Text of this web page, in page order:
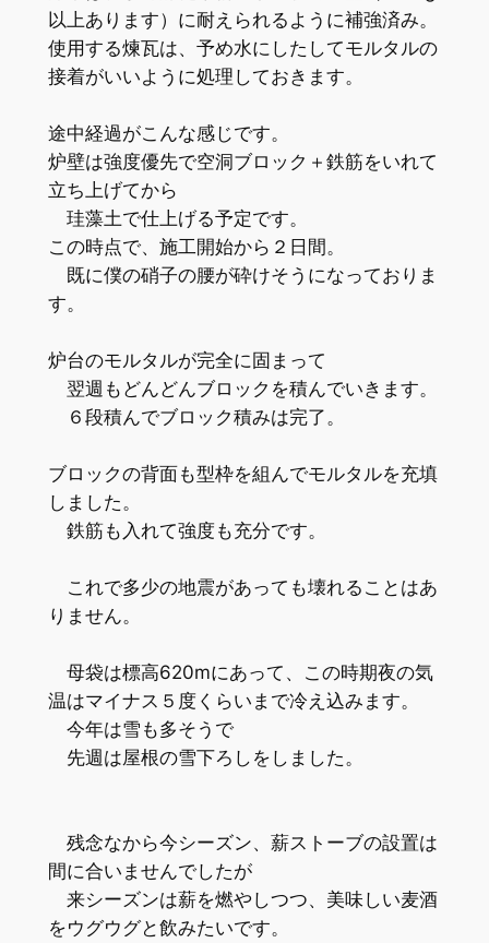
以上あります）に耐えられるように補強済み。
使用する煉瓦は、予め水にしたしてモルタルの
接着がいいように処理しておきます。
途中経過がこんな感じです。
炉壁は強度優先で空洞ブロック＋鉄筋をいれて
立ち上げてから
珪藻土で仕上げる予定です。
この時点で、施工開始から２日間。
既に僕の硝子の腰が砕けそうになっておりま
す。
炉台のモルタルが完全に固まって
翌週もどんどんブロックを積んでいきます。
６段積んでブロック積みは完了。
ブロックの背面も型枠を組んでモルタルを充填
しました。
鉄筋も入れて強度も充分です。
これで多少の地震があっても壊れることはあ
りません。
母袋は標高620mにあって、この時期夜の気
温はマイナス５度くらいまで冷え込みます。
今年は雪も多そうで
先週は屋根の雪下ろしをしました。
残念なから今シーズン、薪ストーブの設置は
間に合いませんでしたが
来シーズンは薪を燃やしつつ、美味しい麦酒
をウグウグと飲みたいです。